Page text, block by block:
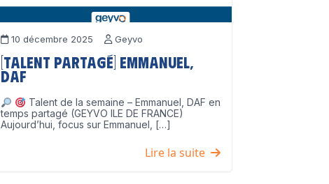
10 décembre 2025 Geyvo
[Talent partagé] Emmanuel,
DAF
Talent de la semaine – Emmanuel, DAF en
temps partagé (GEYVO ILE DE FRANCE)
Aujourd’hui, focus sur Emmanuel, […]
Lire la suite